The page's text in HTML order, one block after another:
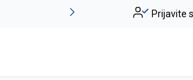
Prijavite